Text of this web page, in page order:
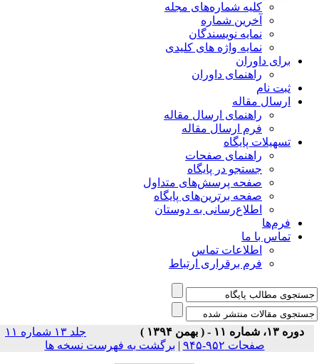
کلیه شماره‌های مجله
آخرین شماره
نمایه نویسندگان
نمایه واژه های کلیدی
برای داوران
راهنمای داوران
ثبت نام
ارسال مقاله
راهنمای ارسال مقاله
فرم ارسال مقاله
تسهیلات پایگاه
راهنمای صفحات
جستجو در پایگاه
صفحه پرسش‌های متداول
صفحه برترین‌های پایگاه
اطلاع‌رسانی به دوستان
فرم‌ها
تماس با ما
اطلاعات تماس
فرم برقراری ارتباط
دوره ۱۳، شماره ۱۱ - ( بهمن ۱۳۹۴ )
جلد ۱۳ شماره ۱۱
صفحات ۹۵۲-۹۴۵
|برگشت به فهرست نسخه ها